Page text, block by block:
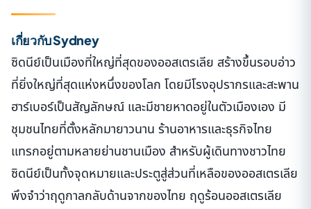
เกี่ยวกับ Sydney
ซิดนีย์เป็นเมืองที่ใหญ่ที่สุดของออสเตรเลีย สร้างขึ้นรอบอ่าว
ที่ยิ่งใหญ่ที่สุดแห่งหนึ่งของโลก โดยมีโรงอุปรากรและสะพาน
ฮาร์เบอร์เป็นสัญลักษณ์ และมีชายหาดอยู่ในตัวเมืองเอง มี
ชุมชนไทยที่ตั้งหลักมายาวนาน ร้านอาหารและธุรกิจไทย
แทรกอยู่ตามหลายย่านชานเมือง สำหรับผู้เดินทางชาวไทย
ซิดนีย์เป็นทั้งจุดหมายและประตูสู่ส่วนที่เหลือของออสเตรเลีย
พึงจำว่าฤดูกาลกลับด้านจากของไทย ฤดูร้อนออสเตรเลีย